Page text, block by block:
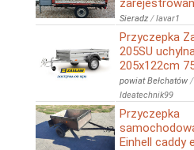
Sieradz /lavar1
Przyczepka
205SU
205x122cm
powiat Bełchatów /
Ideatechnik99
Przyczepka
Einhell caddy